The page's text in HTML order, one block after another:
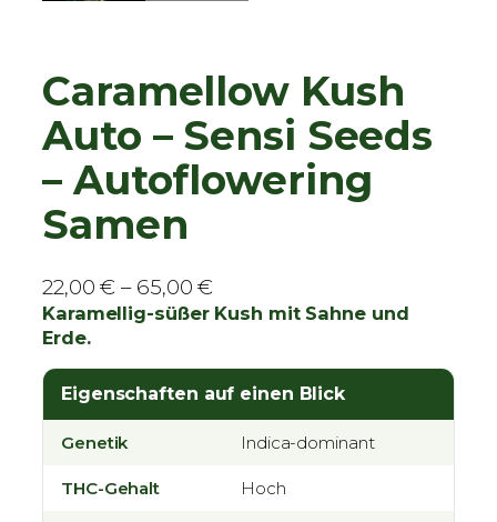
Caramellow Kush
Auto – Sensi Seeds
– Autoflowering
Samen
22,00€ – 65,00€
r
i
s
s
Karamellig-süßer Kush mit Sahne und
Erde.
Eigenschaften auf einen Blick
Genetik Indica-dominant
THC-Gehalt Hoch